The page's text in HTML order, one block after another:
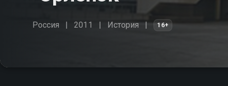
Россия 2011 История 16+